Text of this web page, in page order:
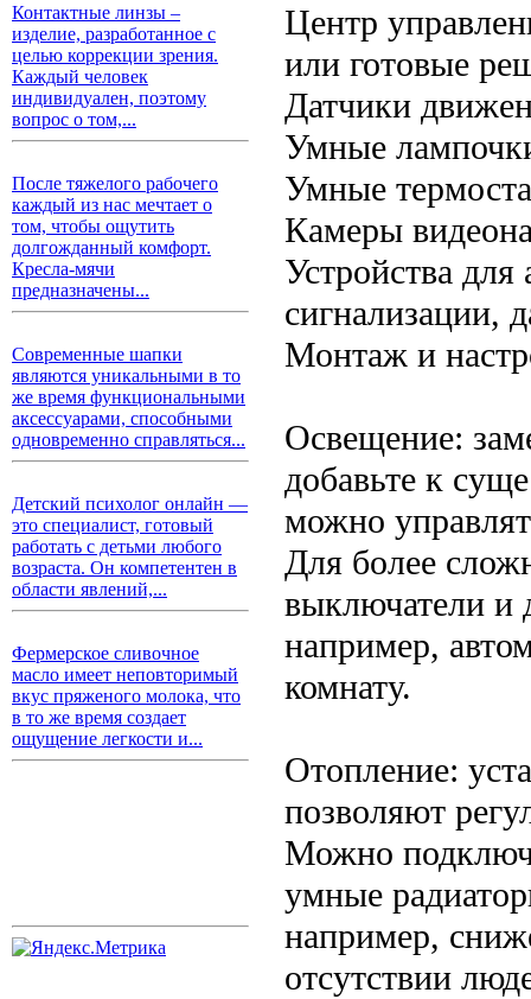
Контактные линзы –
изделие, разработанное с
целью коррекции зрения.
Каждый человек
индивидуален, поэтому
вопрос о том,...
После тяжелого рабочего
каждый из нас мечтает о
том, чтобы ощутить
долгожданный комфорт.
Кресла-мячи
предназначены...
Современные шапки
являются уникальными в то
же время функциональными
аксессуарами, способными
одновременно справляться...
Детский психолог онлайн —
это специалист, готовый
работать с детьми любого
возраста. Он компетентен в
области явлений,...
Фермерское сливочное
масло имеет неповторимый
вкус пряженого молока, что
в то же время создает
ощущение легкости и...
Центр
или готовые
Датчики
Умные
Умные
Камеры
Устройства
сигнализации,
Монтаж и
Освещение:
добавьте к
можно
Для более
выключатели и
например,
комнату.
Отопление:
позволяют
Можно
умные
например,
отсутствии